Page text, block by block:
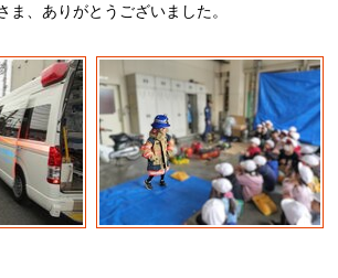
ま、ありがとうございました。